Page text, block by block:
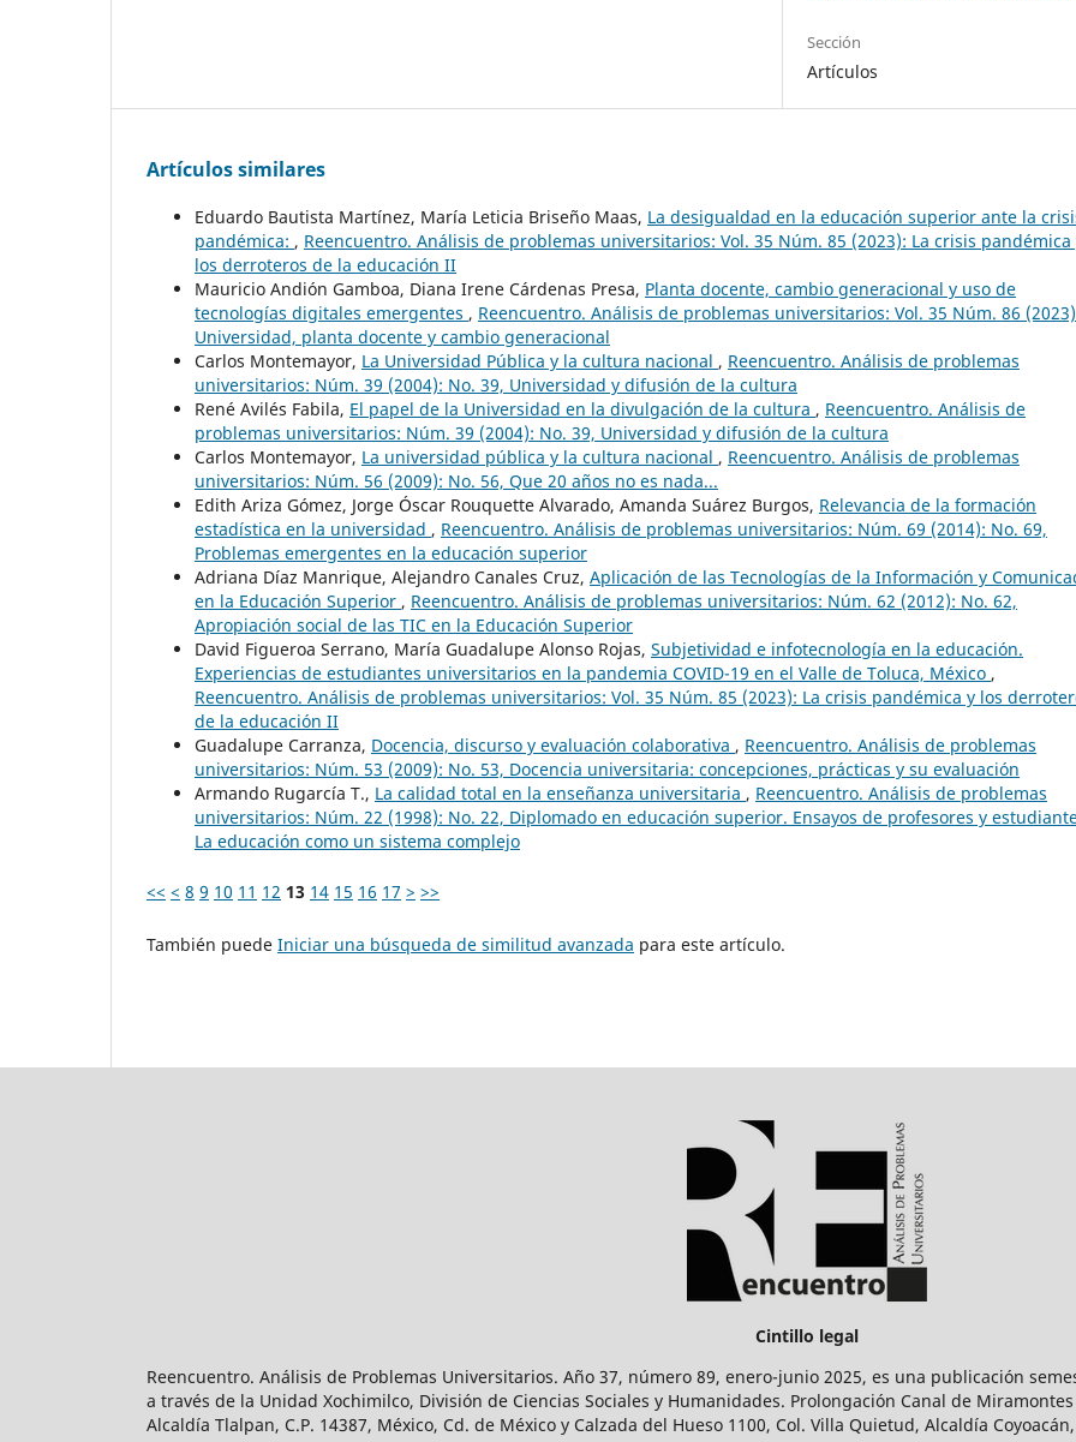
Sección
Artículos
Artículos similares
Eduardo Bautista Martínez, María Leticia Briseño Maas, La desigualdad en la educación superior ante la
pandémica: , Reencuentro. Análisis de problemas universitarios: Vol. 35 Núm. 85 (2023): La crisis pandémica
los derroteros de la educación II
Mauricio Andión Gamboa, Diana Irene Cárdenas Presa, Planta docente, cambio generacional y uso de
tecnologías digitales emergentes , Reencuentro. Análisis de problemas universitarios: Vol. 35 Núm. 86
Universidad, planta docente y cambio generacional
Carlos Montemayor, La Universidad Pública y la cultura nacional , Reencuentro. Análisis de problemas
universitarios: Núm. 39 (2004): No. 39, Universidad y difusión de la cultura
René Avilés Fabila, El papel de la Universidad en la divulgación de la cultura , Reencuentro. Análisis de
problemas universitarios: Núm. 39 (2004): No. 39, Universidad y difusión de la cultura
Carlos Montemayor, La universidad pública y la cultura nacional , Reencuentro. Análisis de problemas
universitarios: Núm. 56 (2009): No. 56, Que 20 años no es nada...
Edith Ariza Gómez, Jorge Óscar Rouquette Alvarado, Amanda Suárez Burgos, Relevancia de la formación
estadística en la universidad , Reencuentro. Análisis de problemas universitarios: Núm. 69 (2014): No. 69,
Problemas emergentes en la educación superior
Adriana Díaz Manrique, Alejandro Canales Cruz, Aplicación de las Tecnologías de la Información y
en la Educación Superior , Reencuentro. Análisis de problemas universitarios: Núm. 62 (2012): No. 62,
Apropiación social de las TIC en la Educación Superior
David Figueroa Serrano, María Guadalupe Alonso Rojas, Subjetividad e infotecnología en la educación.
Experiencias de estudiantes universitarios en la pandemia COVID-19 en el Valle de Toluca, México ,
Reencuentro. Análisis de problemas universitarios: Vol. 35 Núm. 85 (2023): La crisis pandémica y los
de la educación II
Guadalupe Carranza, Docencia, discurso y evaluación colaborativa , Reencuentro. Análisis de problemas
universitarios: Núm. 53 (2009): No. 53, Docencia universitaria: concepciones, prácticas y su evaluación
Armando Rugarcía T., La calidad total en la enseñanza universitaria , Reencuentro. Análisis de problemas
universitarios: Núm. 22 (1998): No. 22, Diplomado en educación superior. Ensayos de profesores y
La educación como un sistema complejo
<< < 8 9 10 11 12 13 14 15 16 17 > >>
También puede Iniciar una búsqueda de similitud avanzada para este artículo.
Cintillo legal
Reencuentro. Análisis de Problemas Universitarios. Año 37, número 89, enero-junio 2025, es una publicación
a través de la Unidad Xochimilco, División de Ciencias Sociales y Humanidades. Prolongación Canal de Miramontes
Alcaldía Tlalpan, C.P. 14387, México, Cd. de México y Calzada del Hueso 1100, Col. Villa Quietud, Alcaldía